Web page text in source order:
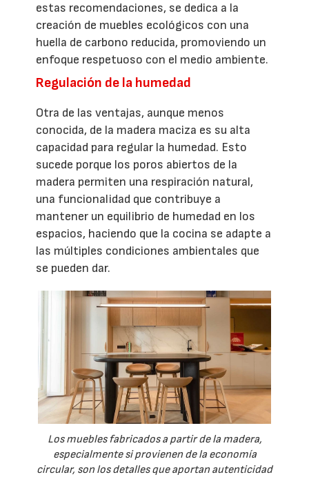
estas recomendaciones, se dedica a la
creación de muebles ecológicos con una
huella de carbono reducida, promoviendo un
enfoque respetuoso con el medio ambiente.
Regulación de la humedad
Otra de las ventajas, aunque menos
conocida, de la madera maciza es su alta
capacidad para regular la humedad. Esto
sucede porque los poros abiertos de la
madera permiten una respiración natural,
una funcionalidad que contribuye a
mantener un equilibrio de humedad en los
espacios, haciendo que la cocina se adapte a
las múltiples condiciones ambientales que
se pueden dar.
Los muebles fabricados a partir de la madera,
especialmente si provienen de la economía
circular, son los detalles que aportan autenticidad